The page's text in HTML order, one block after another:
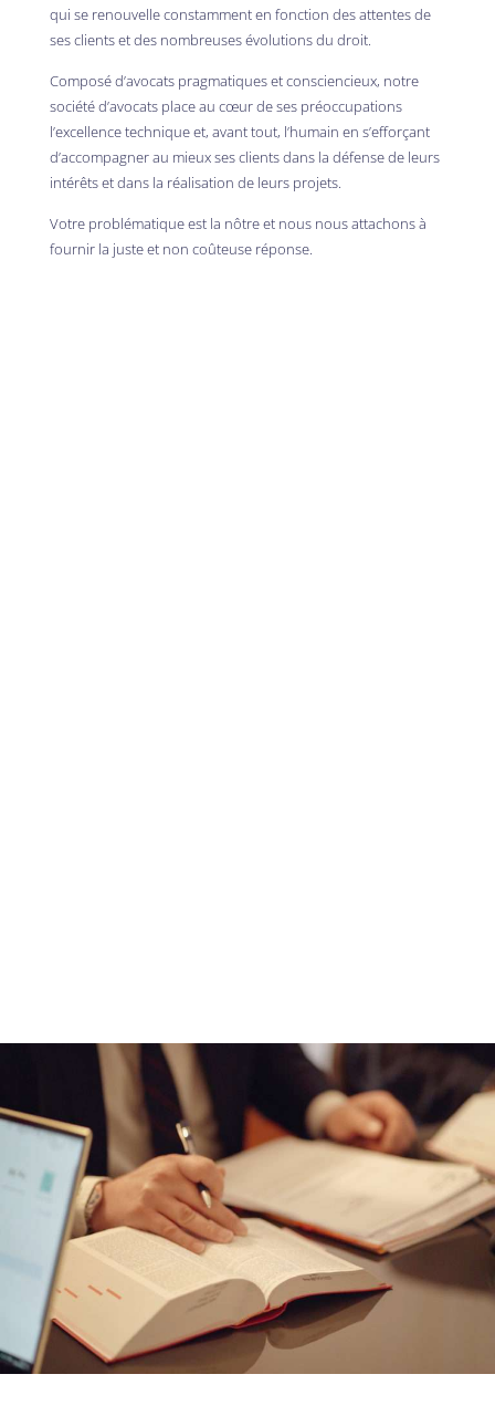
qui se renouvelle constamment en fonction des attentes de
ses clients et des nombreuses évolutions du droit.
Composé d’avocats pragmatiques et consciencieux, notre
société d’avocats place au cœur de ses préoccupations
l’excellence technique et, avant tout, l’humain en s’efforçant
d’accompagner au mieux ses clients dans la défense de leurs
intérêts et dans la réalisation de leurs projets.
Votre problématique est la nôtre et nous nous attachons à
fournir la juste et non coûteuse réponse.